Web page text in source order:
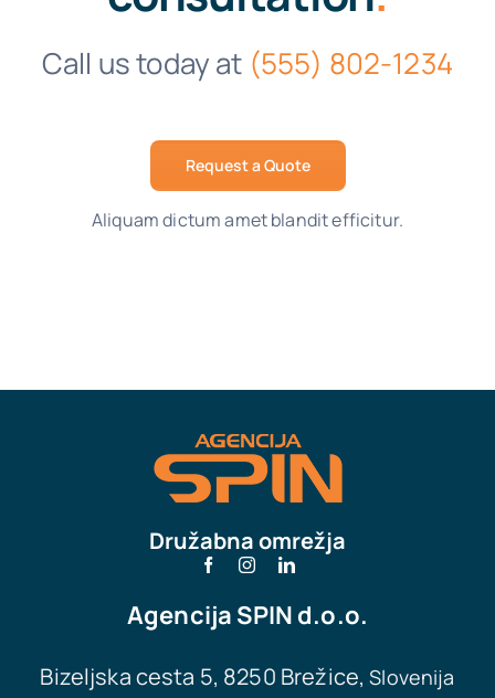
Call us today at (555) 802-1234
Request a Quote
Aliquam dictum amet blandit efficitur.
Družabna omrežja
Agencija SPIN d.o.o.
Bizeljska cesta 5, 8250 Brežice, Slovenija